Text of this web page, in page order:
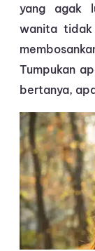
yang agak
wanita tidak
Tumpukan
bertanya,